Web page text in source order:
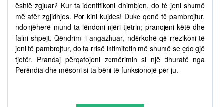
është zgjuar? Kur ta identifikoni dhimbjen, do të jeni shumë
më afër zgjidhjes. Por kini kujdes! Duke qenë të pambrojtur,
ndonjëherë mund ta lëndoni njëri-tjetrin; pranojeni këtë dhe
falni shpejt. Qëndrimi i angazhuar, ndërkohë që rrezikoni të
jeni të pambrojtur, do ta rrisë intimitetin më shumë se çdo gjë
tjetër. Prandaj përqafojeni zemërimin si një dhuratë nga
Perëndia dhe mësoni si ta bëni të funksionojë për ju.